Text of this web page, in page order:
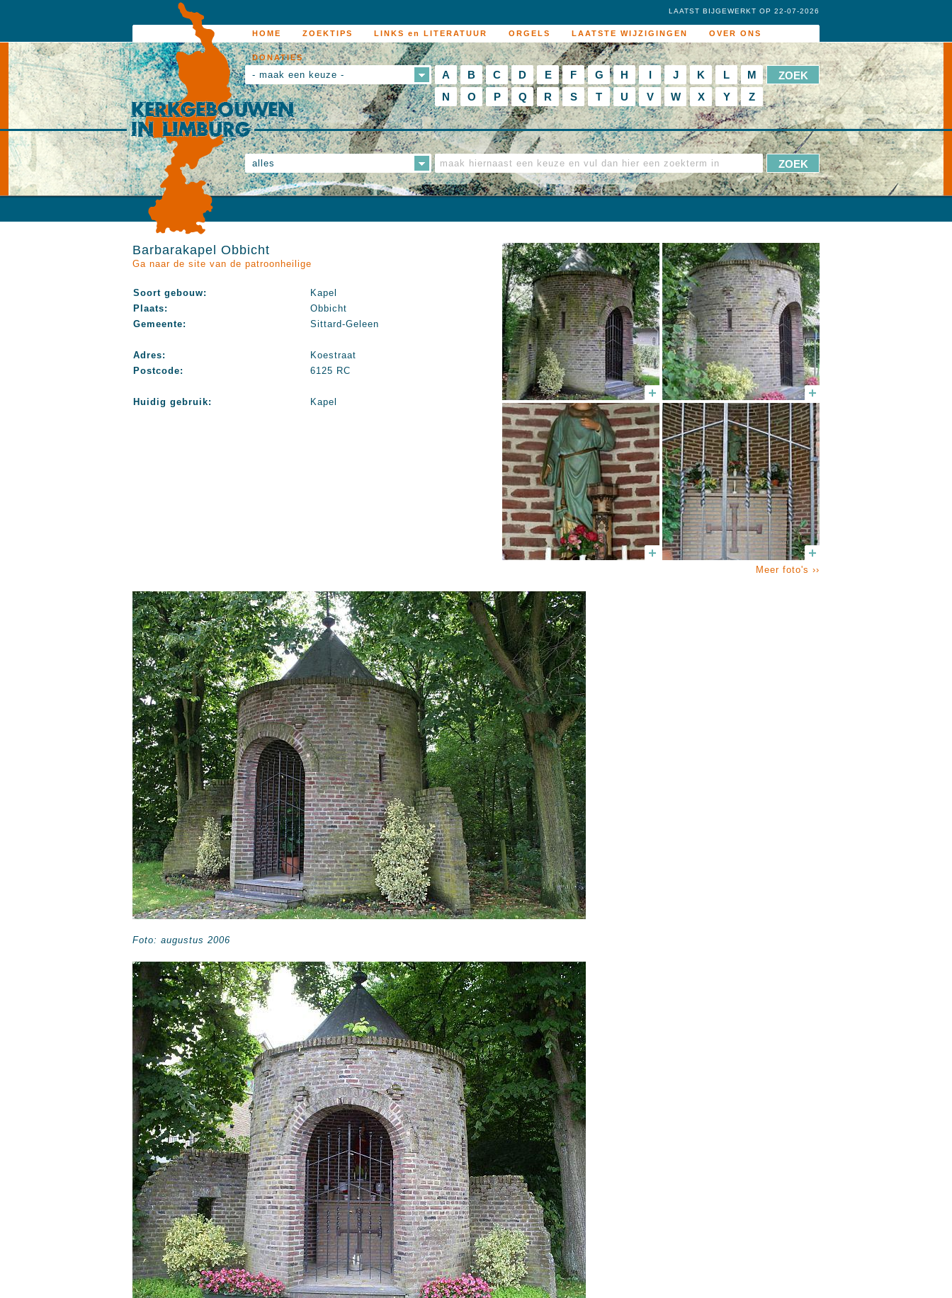
HOME ZOEKTIPS LINKS en LITERATUUR ORGELS LAATSTE WIJZIGINGEN OVER ONS
DONATIES
LAATST BIJGEWERKT OP 22-07-2026
- maak een keuze - A B C D E F G H I J K L
M
N
O P Q R S T U V W X Y Z
alles
Barbarakapel Obbicht
Ga naar de site van de patroonheilige
Soort gebouw:
Kapel
Plaats:
Obbicht
Gemeente:
Sittard-Geleen
Adres:
Koestraat
Postcode:
6125 RC
Huidig gebruik: Kapel
Meer foto's ››
Foto: augustus 2006